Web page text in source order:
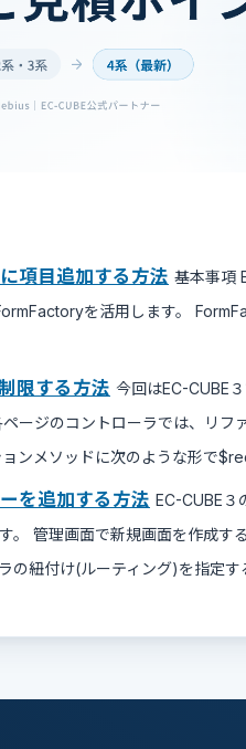
項目追加する方法 基本事項
を活用します。
限する方法 今回はEC-CUBE
ージのコントローラでは、リフ
ンメソッドに次のような形で
を追加する方法 EC-CUBE３
。 管理画面で新規画面を作成す
の紐付け(ルーティング)を指定